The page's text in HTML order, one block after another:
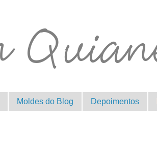
Moldes do Blog Depoimentos